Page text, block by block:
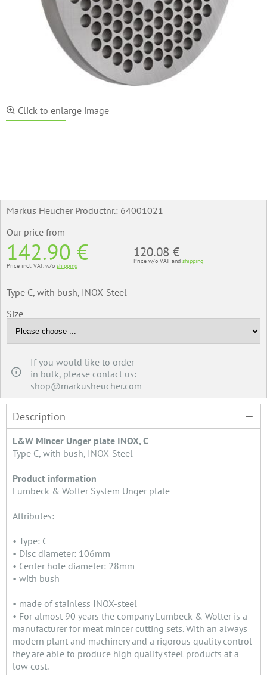
Click to enlarge image
Markus Heucher Productnr.: 64001021
Our price from
142.90 €
Price incl. VAT, w/o shipping
120.08 €
Price w/o VAT and shipping
Type C, with bush, INOX-Steel
Size
If you would like to order
in bulk, please contact us:
shop@markusheucher.com
Description
L&W Mincer Unger plate INOX, C
Type C, with bush, INOX-Steel
Product information
Lumbeck & Wolter System Unger plate
Attributes:
• Type: C
• Disc diameter: 106mm
• Center hole diameter: 28mm
• with bush
• made of stainless INOX-steel
• For almost 90 years the company Lumbeck & Wolter is a
manufacturer for meat mincer cutting sets. With an always
modern plant and machinery and a rigorous quality control
they are able to produce high quality steel products at a
low cost.